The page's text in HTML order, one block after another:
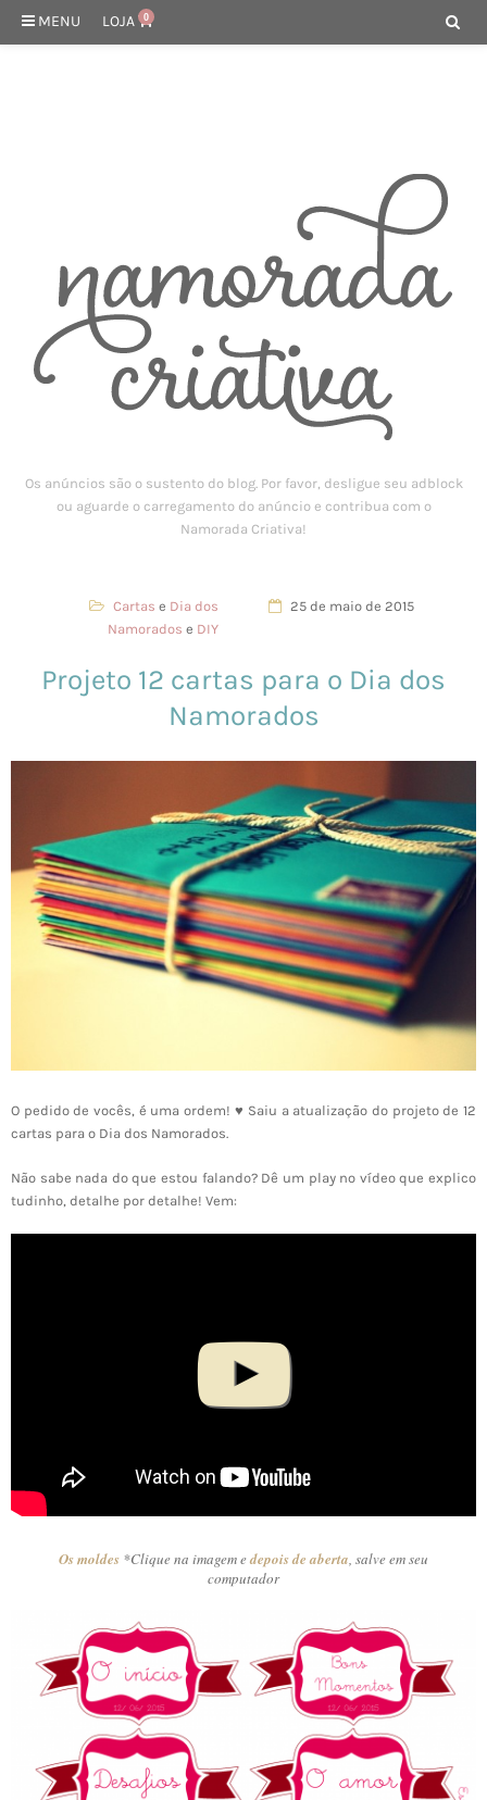
MENU LOJA 0
Cartas e Dia dos
Namorados e DIY
25 de maio de 2015
Projeto 12 cartas para o Dia dos
Namorados
O pedido de vocês, é uma ordem! ♥ Saiu a atualização do projeto de 12
cartas para o Dia dos Namorados.
Não sabe nada do que estou falando? Dê um play no vídeo que explico
tudinho, detalhe por detalhe! Vem:
Os moldes *Clique na imagem edepois de aberta, salve em seu
computador